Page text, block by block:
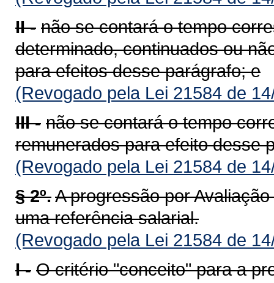
II - não se contará o tempo
determinado, continuados ou
para efeitos desse parágrafo; e
(Revogado pela Lei 21584 de
III - não se contará o tempo
remunerados para efeito desse
(Revogado pela Lei 21584 de
§ 2º.A progressão por
uma referência salarial.
(Revogado pela Lei 21584 de
I - O critério "conceito" para a